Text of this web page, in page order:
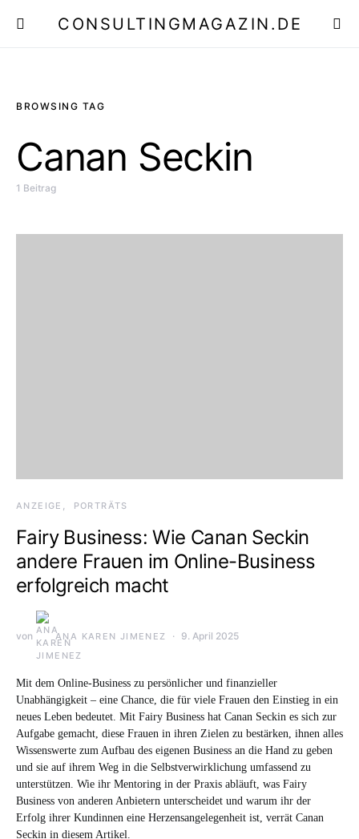
CONSULTINGMAGAZIN.DE
BROWSING TAG
Canan Seckin
1 Beitrag
ANZEIGE PORTRÄTS
Fairy Business: Wie Canan Seckin
andere Frauen im Online-Business
erfolgreich macht
von ANA KAREN JIMENEZ 9. April 2025
Mit dem Online-Business zu persönlicher und finanzieller
Unabhängigkeit – eine Chance, die für viele Frauen den Einstieg in ein
neues Leben bedeutet. Mit Fairy Business hat Canan Seckin es sich zur
Aufgabe gemacht, diese Frauen in ihren Zielen zu bestärken, ihnen alles
Wissenswerte zum Aufbau des eigenen Business an die Hand zu geben
und sie auf ihrem Weg in die Selbstverwirklichung umfassend zu
unterstützen. Wie ihr Mentoring in der Praxis abläuft, was Fairy
Business von anderen Anbietern unterscheidet und warum ihr der
Erfolg ihrer Kundinnen eine Herzensangelegenheit ist, verrät Canan
Seckin in diesem Artikel.